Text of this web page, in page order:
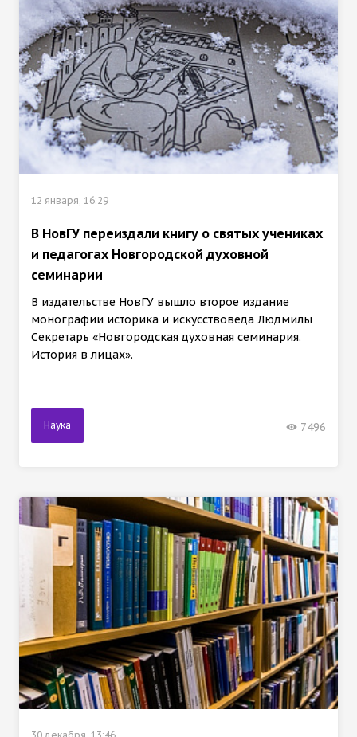
12 января, 16:29
В НовГУ переиздали книгу о святых учениках
и педагогах Новгородской духовной
семинарии
В издательстве НовГУ вышло второе издание
монографии историка и искусствоведа Людмилы
Секретарь «Новгородская духовная семинария.
История в лицах».
Наука 7496